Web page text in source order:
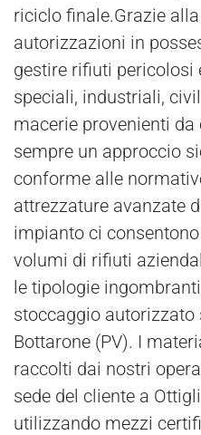
riciclo finale.Grazie
autorizzazioni in
gestire rifiuti pericolosi
speciali, industriali,
macerie provenienti
sempre un approccio
conforme alle
attrezzature avanzate
impianto ci
volumi di rifiuti
le tipologie
stoccaggio autorizzato
Bottarone (PV). I
raccolti dai nostri
sede del cliente a
utilizzando mezzi